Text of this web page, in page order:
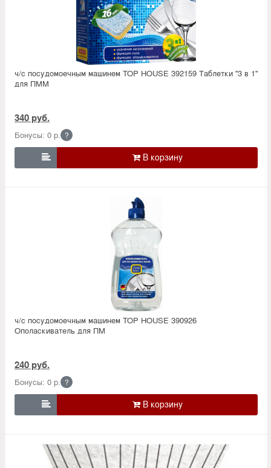
ч/с посудомоечным машинем TOP HOUSE 392159 Таблетки ''3 в 1''
для ПММ
340 руб.
Бонусы: 0 р. ?

ч/с посудомоечным машинем TOP HOUSE 390926
Ополаскиватель для ПМ
240 руб.
Бонусы: 0 р. ?
